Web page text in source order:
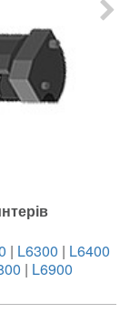
| L6300 | L6400
| L6900